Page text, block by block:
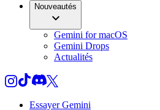
Nouveautés
Gemini for macOS
Gemini Drops
Actualités
Essayer Gemini